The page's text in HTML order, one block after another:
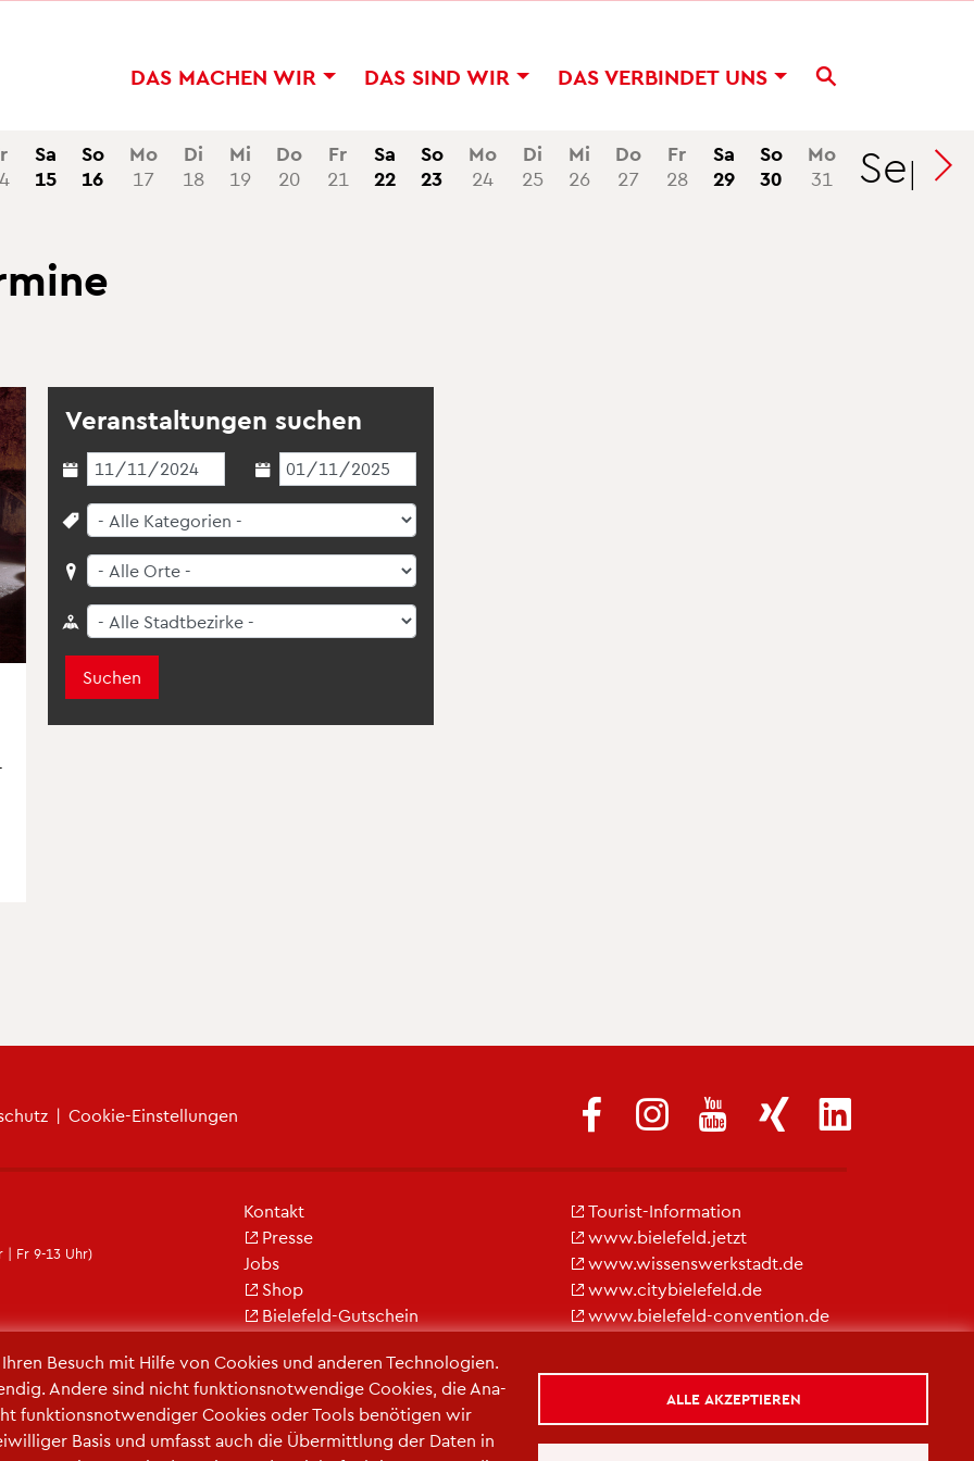
DAS MA­CHEN WIR DAS SIND WIR DAS VER­BIN­DET UNS
Sa
15
So
16
Mo
17
Di
18
Mi
19
Do
20
Fr
21
Sa
22
So
23
Mo
24
Di
25
Mi
26
Do
27
Fr
28
Sa
29
So
30
Mo
31
Sep
Ver­an­stal­tun­gen su­chen
Suchen
| Coo­kie-Ein­stel­lun­gen
Be­such mit Hilfe von Coo­kies und an­de­ren Tech­no­lo­gi­en.
An­de­re sind nicht funk­ti­ons­not­wen­di­ge Coo­kies, die Ana­
funk­ti­ons­not­wen­di­ger Coo­kies oder Tools be­nö­ti­gen wir
Basis und um­fasst auch die Über­mitt­lung der Daten in
ALLE AKZEPTIEREN
| Fr 9-13 Uhr)
Kon­takt
Pres­se
Jobs
Shop
Bie­le­feld-Gut­schein
Tou­rist-In­for­ma­ti­on
www.​bielefeld.​jetzt
www.​wis​sens​werk​stad​t.​de
www.​cit​ybie​lefe​ld.​de
www.​bielefeld-​convention.​de